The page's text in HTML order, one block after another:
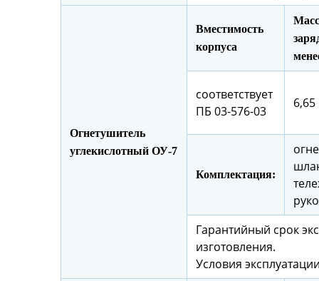
Огнетушитель
углекислотный ОУ-7
Вместимость
корпуса
соответствует
ПБ 03-576-03
6,65
Комплектация:
Гарантийный срок
изготовления.
Условия